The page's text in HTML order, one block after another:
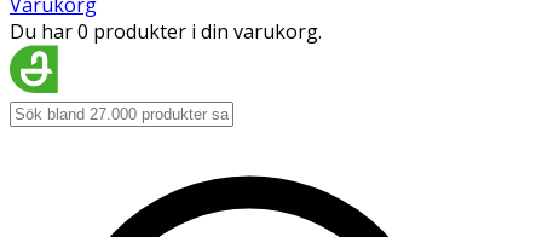
Du har 0 produkter i din varukorg.